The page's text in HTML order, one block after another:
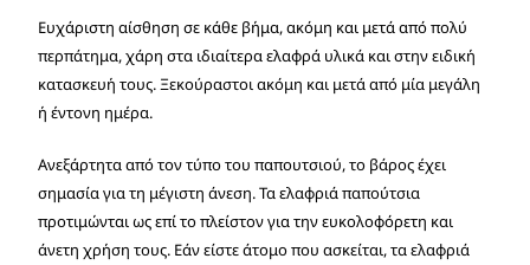
Ευχάριστη αίσθηση σε κάθε βήμα, ακόμη και μετά από πολύ
περπάτημα, χάρη στα ιδιαίτερα ελαφρά υλικά και στην ειδική
κατασκευή τους. Ξεκούραστοι ακόμη και μετά από μία μεγάλη
ή έντονη ημέρα.
Ανεξάρτητα από τον τύπο του παπουτσιού, το βάρος έχει
σημασία για τη μέγιστη άνεση. Τα ελαφριά παπούτσια
προτιμώνται ως επί το πλείστον για την ευκολοφόρετη και
άνετη χρήση τους. Εάν είστε άτομο που ασκείται, τα ελαφριά